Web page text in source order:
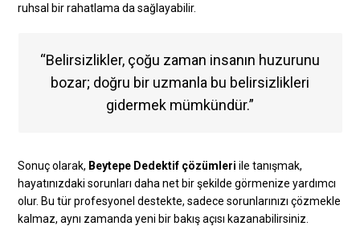
ruhsal bir rahatlama da sağlayabilir.
“Belirsizlikler, çoğu zaman insanın huzurunu
bozar; doğru bir uzmanla bu belirsizlikleri
gidermek mümkündür.”
Sonuç olarak, Beytepe Dedektif çözümleri ile tanışmak,
hayatınızdaki sorunları daha net bir şekilde görmenize yardımcı
olur. Bu tür profesyonel destekte, sadece sorunlarınızı çözmekle
kalmaz, aynı zamanda yeni bir bakış açısı kazanabilirsiniz.